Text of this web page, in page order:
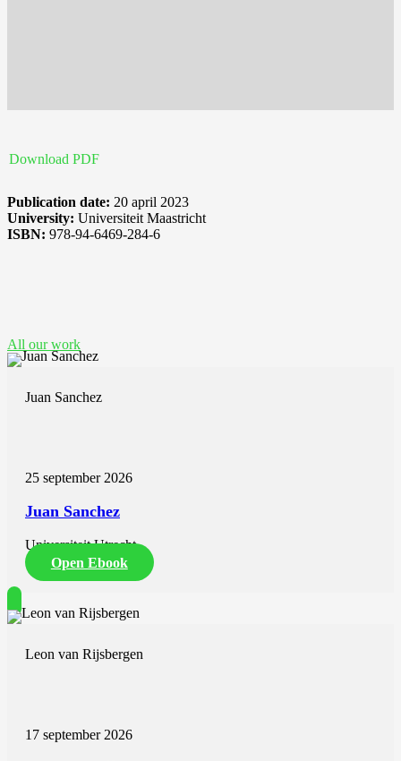
Download PDF
Publication date: 20 april 2023
University: Universiteit Maastricht
ISBN: 978-94-6469-284-6
All our work
Juan Sanchez
25 september 2026
Juan Sanchez
Universiteit Utrecht
Open Ebook
Leon van Rijsbergen
17 september 2026